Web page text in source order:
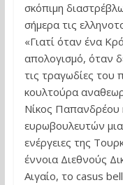
σκόπιμη
σήμερα τις
«Γιατί όταν ένα
απολογισμό, όταν
τις τραγωδίες του
κουλτούρα
Νίκος Παπανδρέου
ευρωβουλευτών
ενέργειες της
έννοια Διεθνούς
Αιγαίο, το casus